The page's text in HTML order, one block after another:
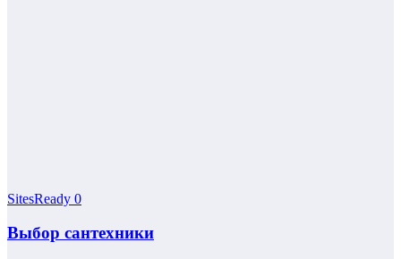
SitesReady 0
Выбор сантехники